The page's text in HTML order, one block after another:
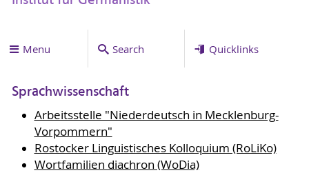
Menu Search Quicklinks
Sprachwissenschaft
Arbeitsstelle "Niederdeutsch in Mecklenburg-
Vorpommern"
Rostocker Linguistisches Kolloquium (RoLiKo)
Wortfamilien diachron (WoDia)